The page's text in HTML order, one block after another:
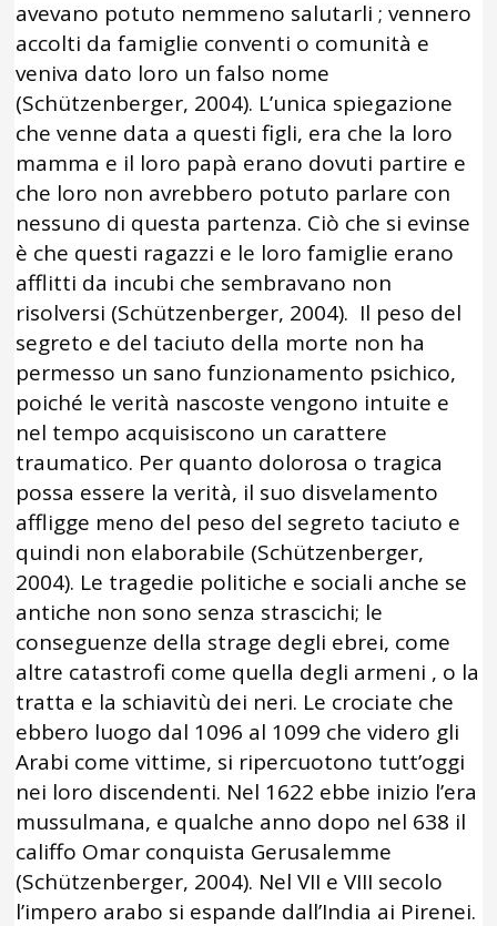
avevano potuto nemmeno salutarli ; vennero
accolti da famiglie conventi o comunità e
veniva dato loro un falso nome
(Schützenberger, 2004). L’unica spiegazione
che venne data a questi figli, era che la loro
mamma e il loro papà erano dovuti partire e
che loro non avrebbero potuto parlare con
nessuno di questa partenza. Ciò che si evinse
è che questi ragazzi e le loro famiglie erano
afflitti da incubi che sembravano non
risolversi (Schützenberger, 2004). Il peso del
segreto e del taciuto della morte non ha
permesso un sano funzionamento psichico,
poiché le verità nascoste vengono intuite e
nel tempo acquisiscono un carattere
traumatico. Per quanto dolorosa o tragica
possa essere la verità, il suo disvelamento
affligge meno del peso del segreto taciuto e
quindi non elaborabile (Schützenberger,
2004). Le tragedie politiche e sociali anche se
antiche non sono senza strascichi; le
conseguenze della strage degli ebrei, come
altre catastrofi come quella degli armeni , o la
tratta e la schiavitù dei neri. Le crociate che
ebbero luogo dal 1096 al 1099 che videro gli
Arabi come vittime, si ripercuotono tutt’oggi
nei loro discendenti. Nel 1622 ebbe inizio l’era
mussulmana, e qualche anno dopo nel 638 il
califfo Omar conquista Gerusalemme
(Schützenberger, 2004). Nel VII e VIII secolo
l’impero arabo si espande dall’India ai Pirenei.